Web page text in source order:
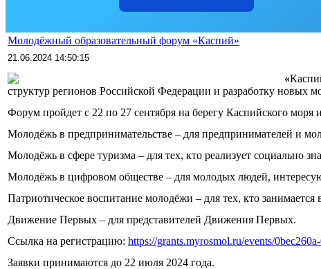
Молодёжный образовательный форум «Каспий»
21.06.2024 14:50:15
«
структур регионов Российской Федерации и разработку новых
Форум пройдет с 22 по 27 сентября на берегу Каспийского моря
Молодёжь в предпринимательстве – для предпринимателей и
Молодёжь в сфере туризма – для тех, кто реализует социально
Молодёжь в цифровом обществе – для молодых людей,
Патриотическое воспитание молодёжи – для тех, кто
Движение Первых – для представителей Движения Первых.
Ссылка на регистрацию: https://grants.myrosmol.ru/events/
Заявки принимаются до 22 июля 2024 года.